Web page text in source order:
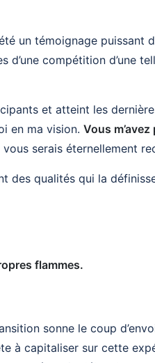
un témoignage puissant
d’une compétition d’une
et atteint les
en ma vision. Vous
serais éternellement
des qualités qui la
flammes.
sonne le coup
à capitaliser sur cette